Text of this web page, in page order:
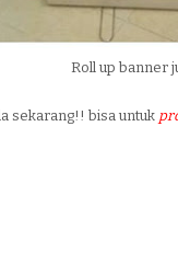
Roll up banner
sekarang!! bisa untuk